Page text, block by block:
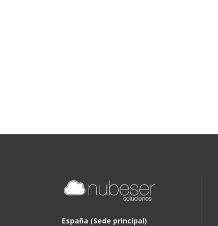
España (Sede principal)